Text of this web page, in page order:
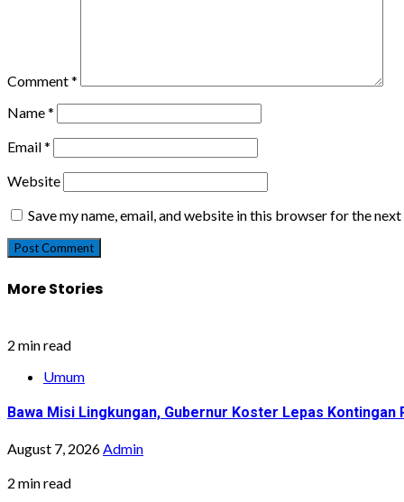
Comment*
Name*
Email*
Website
Save my name, email, and website in this browser for the
More Stories
2 min read
Umum
Bawa Misi Lingkungan, Gubernur Koster Lepas
August 7, 2026Admin
2 min read